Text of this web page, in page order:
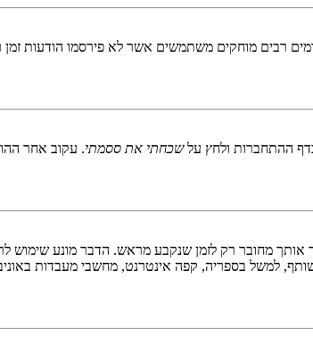
רבים מוחקים משתמשים אשר לא פירסמו הודעות
ההתחברות ולחץ עלשכחתי את ססמתי. עקוב אחר
מחובר רק לזמן שנקבע מראש. הדבר מונע שימוש
למשל בספריה, קפה אינטרנט, מחשבי מעבדות